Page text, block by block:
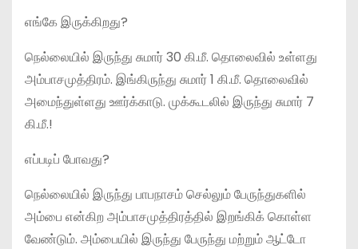
எங்கே இருக்கிறது?
நெல்லையில் இருந்து சுமார் 30 கி.மீ. தொலைவில் உள்ளது
அம்பாசமுத்திரம். இங்கிருந்து சுமார் 1 கி.மீ. தொலைவில்
அமைந்துள்ளது ஊர்க்காடு. முக்கூடலில் இருந்து சுமார் 7
கி.மீ.!
எப்படிப் போவது?
நெல்லையில் இருந்து பாபநாசம் செல்லும் பேருந்துகளில்
அம்பை என்கிற அம்பாசமுத்திரத்தில் இறங்கிக் கொள்ள
வேண்டும். அம்பையில் இருந்து பேருந்து மற்றும் ஆட்டோ